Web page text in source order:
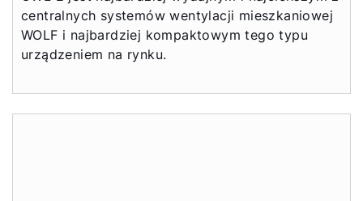
centralnych systemów wentylacji mieszkaniowej
WOLF i najbardziej kompaktowym tego typu
urządzeniem na rynku.